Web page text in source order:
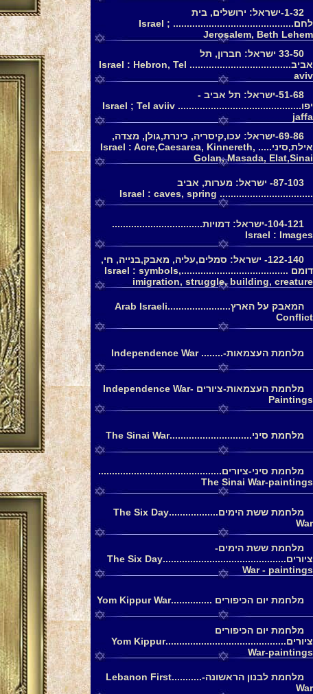
1-32-ישראל: ירושלים, בית
לחם............................................ Israel ;
Jerosalem, Beth Lehem
33-50 ישראל: חברון, תל
אביב..................................... Israel : Hebron, Tel
aviv
51-68-ישראל: תל אביב -
יפו............................................. Israel ; Tel aviiv
jaffa
69-86-ישראל: עכו,קיסריה, כינרת,גולן, מצדה,
אילת,סיני..... Israel : Acre,Caesarea, Kinnereth,
Golan, Masada, Elat,Sinai
87-103- ישראל: מערות, אביב
.................................. Israel : caves, spring
104-121-ישראל: דמויות.................................
Israel : Images
122-140- ישראל: סמלים,עליה, מאבק,בנייה, חי,
דומם .......................................Israel : symbols,
imigration, struggle, building, creature
המאבק על הארץ.......................Arab Israeli
Conflict
מלחמת העצמאות-........ Independence War
מלחמת העצמאות-ציורים Independence War-
Paintings
מלחמת סיני..............................The Sinai War
מלחמת סיני-ציורים.............................................
The Sinai War-paintings
מלחמת ששת הימים..................The Six Day
War
מלחמת ששת הימים-
ציורים.............................................The Six Day
War - paintings
מלחמת יום הכיפורים ...............Yom Kippur War
מלחמת יום הכיפורים
ציורים............................................Yom Kippur
War-paintings
מלחמת לבנון הראשונה-...........Lebanon First
War